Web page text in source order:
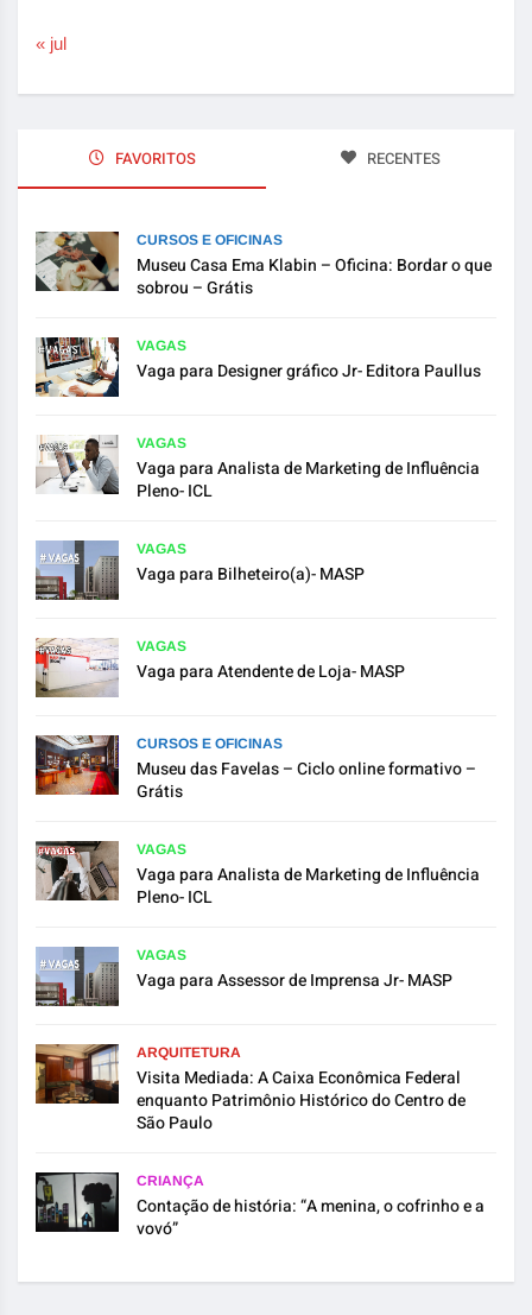
« jul
FAVORITOS RECENTES
CURSOS E OFICINAS
Museu Casa Ema Klabin – Oficina: Bordar o que
sobrou – Grátis
VAGAS
Vaga para Designer gráfico Jr- Editora Paullus
VAGAS
Vaga para Analista de Marketing de Influência
Pleno- ICL
VAGAS
Vaga para Bilheteiro(a)- MASP
VAGAS
Vaga para Atendente de Loja- MASP
CURSOS E OFICINAS
Museu das Favelas – Ciclo online formativo –
Grátis
VAGAS
Vaga para Analista de Marketing de Influência
Pleno- ICL
VAGAS
Vaga para Assessor de Imprensa Jr- MASP
ARQUITETURA
Visita Mediada: A Caixa Econômica Federal
enquanto Patrimônio Histórico do Centro de
São Paulo
CRIANÇA
Contação de história: “A menina, o cofrinho e a
vovó”